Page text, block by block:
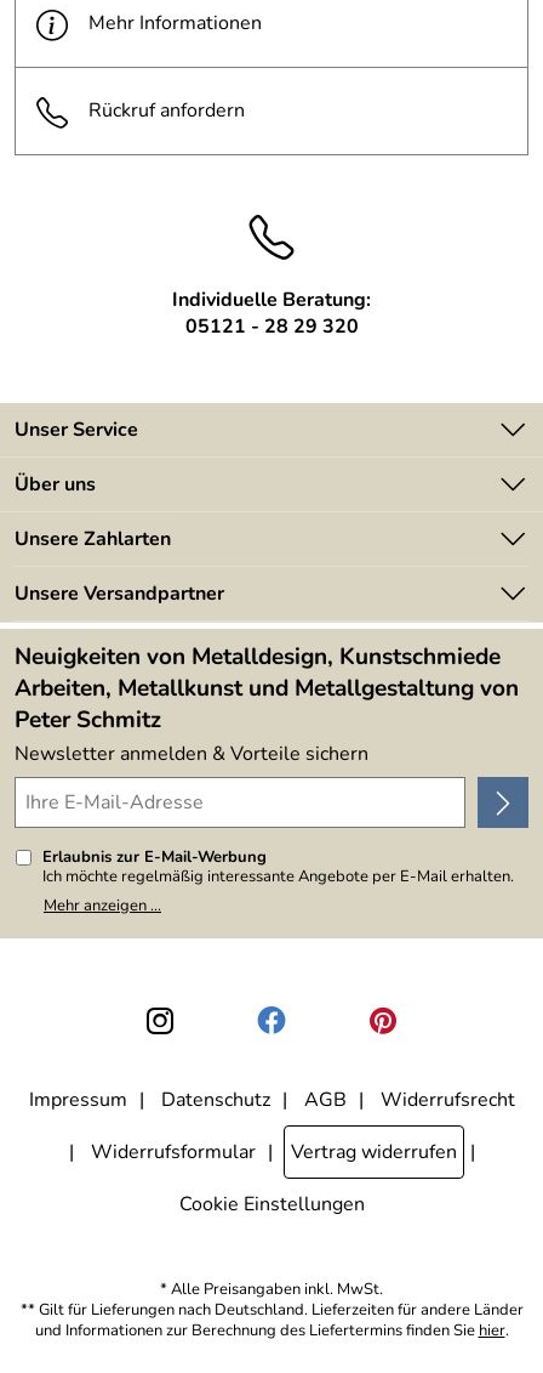
Mehr Informationen
Rückruf anfordern
Individuelle Beratung:
05121 - 28 29 320
Unser Service
Kontakt
Kundeninformationen
Newsletter
Lieferbedingungen
Über uns
Angebote
Kundenbewertungen (394)
4,9/5
Unsere Zahlarten
Unsere Versandpartner
Neuigkeiten von Metalldesign, Kunstschmiede
Arbeiten, Metallkunst und Metallgestaltung von
Peter Schmitz
Newsletter anmelden & Vorteile sichern
Erlaubnis zur E-Mail-Werbung
Ich möchte regelmäßig interessante Angebote per E-Mail erhalten.
Meine E-Mail-Adresse wird nicht an andere Unternehmen
weitergegeben. Zu statistischen Zwecken wird in anonymer Form
den Link "Abmelden" am Ende des Newsletters anklicke. Die
Datenschutzerklärung
habe ich zur Kenntnis genommen.
Mehr anzeigen ...
Impressum Datenschutz AGB
Widerrufsrecht
Widerrufsformular
Vertrag widerrufen
Cookie Einstellungen
* Alle Preisangaben inkl. MwSt.
** Gilt für Lieferungen nach Deutschland. Lieferzeiten für andere Länder
und Informationen zur Berechnung des Liefertermins finden Sie hier.